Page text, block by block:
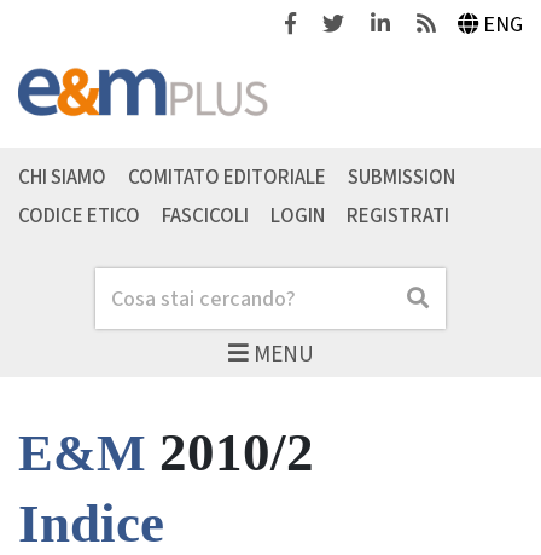
FacebookTwitterLinkedinFeeds ENG
MENU
Cerca Cerca
CHI SIAMO COMITATO EDITORIALE
SUBMISSION
CODICE ETICO
FASCICOLI LOGIN REGISTRATI
E&M 2010/2
Indice